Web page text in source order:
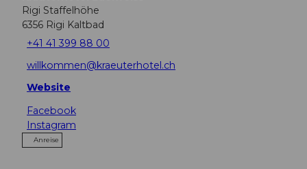
Rigi Staffelhöhe
6356 Rigi Kaltbad
+41 41 399 88 00
willkommen@kraeuterhotel.ch
Website
Facebook
Instagram
Anreise